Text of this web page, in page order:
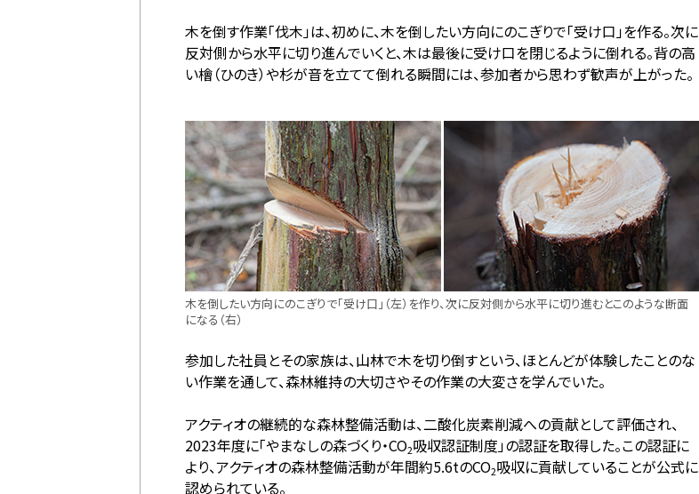
木を倒す作業「伐木」は、初めに、木を倒したい方向にのこぎりで「受け口」を作る。次に
反対側から水平に切り進んでいくと、木は最後に受け口を閉じるように倒れる。背の高
い檜（ひのき）や杉が音を立てて倒れる瞬間には、参加者から思わず歓声が上がった。
木を倒したい方向にのこぎりで「受け口」（左）を作り、次に反対側から水平に切り進むとこのような断面
になる（右）
参加した社員とその家族は、山林で木を切り倒すという、ほとんどが体験したことのな
い作業を通して、森林維持の大切さやその作業の大変さを学んでいた。
アクティオの継続的な森林整備活動は、二酸化炭素削減への貢献として評価され、
2023年度に「やまなしの森づくり・CO2吸収認証制度」の認証を取得した。この認証に
より、アクティオの森林整備活動が年間約5.6tのCO2吸収に貢献していることが公式に
認められている。